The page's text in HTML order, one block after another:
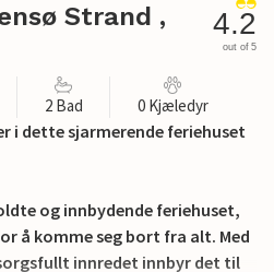
Strand ,
4.2
out of 5
2 Bad 0 Kjæledyr
i dette sjarmerende feriehuset
og innbydende feriehuset,
å komme seg bort fra alt. Med
innredet innbyr det til